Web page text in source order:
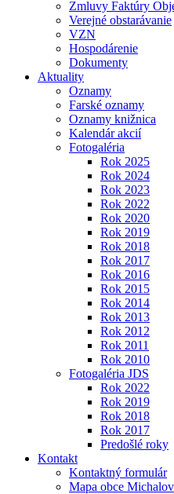
Zmluvy Faktúry
Verejné obstarávanie
VZN
Hospodárenie
Dokumenty
Aktuality
Oznamy
Farské oznamy
Oznamy knižnica
Kalendár akcií
Fotogaléria
Rok 2025
Rok 2024
Rok 2023
Rok 2022
Rok 2020
Rok 2019
Rok 2018
Rok 2017
Rok 2016
Rok 2015
Rok 2014
Rok 2013
Rok 2012
Rok 2011
Rok 2010
Fotogaléria JDS
Rok 2022
Rok 2019
Rok 2018
Rok 2017
Predošlé roky
Kontakt
Kontaktný formulár
Mapa obce